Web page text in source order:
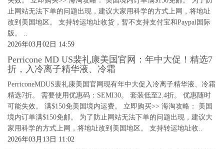
止网站无法下单的问题出现，建议大家用科学的方式上网，将地址
改到美国地区。 支持转运地址收货，暂不支持支付宝和Paypal国际
版。 ..
2026年03月02日 14:59
Perricone MD US裴礼康美国官网：年中大促！精选7
折，入冷离子精华液、冷霜
PerriconeMDUS裴礼康美国官网现有年中大促入冷离子精华液、冷霜
精选7折。 需要使用优惠码：SEMI30。 套装低至2.4折。 优惠随时
可能失效。 满$150免美国境内运费。 立即购买>> 海淘攻略： 美国
境内订单满$150免邮。 为了防止网站无法下单的问题出现，建议大
家用科学的方式上网，将地址改到美国地区。 支持转运地址收..
2026年03月13日 11:02